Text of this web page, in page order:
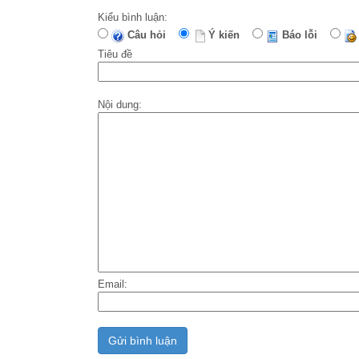
Kiểu bình luận:
Câu hỏi
Ý kiến Báo lỗi
Tiêu đề
Nội dung:
Email: